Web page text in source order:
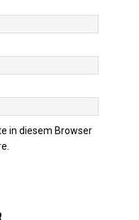
in diesem Browser